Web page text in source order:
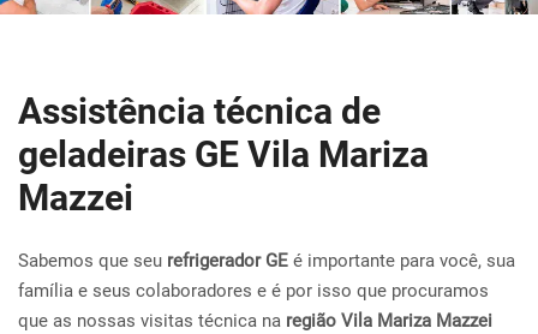
Assistência técnica de
geladeiras GE Vila Mariza
Mazzei
Sabemos que seu refrigerador GE é importante para você, sua
família e seus colaboradores e é por isso que procuramos
que as nossas visitas técnica na região Vila Mariza Mazzei